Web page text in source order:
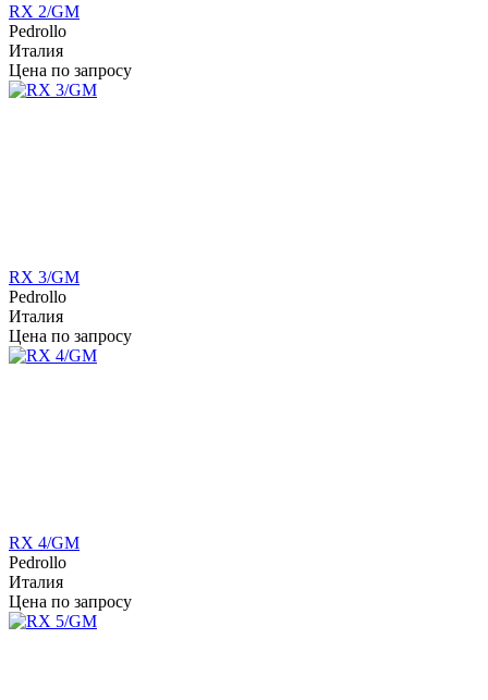
RX 2/GM
Pedrollo
Италия
Цена по запросу
RX 3/GM
Pedrollo
Италия
Цена по запросу
RX 4/GM
Pedrollo
Италия
Цена по запросу